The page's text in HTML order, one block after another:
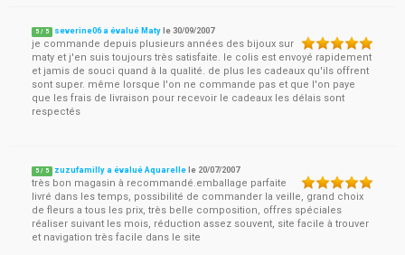
5 / 5 severine06 a évalué Maty le30/09/2007
je commande depuis plusieurs années des bijoux sur
maty et j'en suis toujours très satisfaite. le colis est envoyé rapidement
et jamis de souci quand à la qualité. de plus les cadeaux qu'ils offrent
sont super. même lorsque l'on ne commande pas et que l'on paye
que les frais de livraison pour recevoir le cadeaux les délais sont
respectés
5 / 5 zuzufamilly a évalué Aquarelle le 20/07/2007
très bon magasin à recommandé.emballage parfaite
livré dans les temps, possibilité de commander la veille, grand choix
de fleurs a tous les prix, très belle composition, offres spéciales
réaliser suivant les mois, réduction assez souvent, site facile à trouver
et navigation très facile dans le site